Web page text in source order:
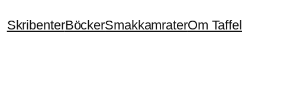
SkribenterBöckerSmakkamraterOm Taffel